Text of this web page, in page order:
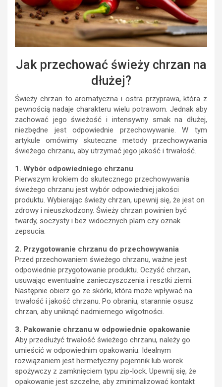
Jak przechować świeży chrzan na
dłużej?
Świeży chrzan to aromatyczna i ostra przyprawa, która z
pewnością nadaje charakteru wielu potrawom. Jednak aby
zachować jego świeżość i intensywny smak na dłużej,
niezbędne jest odpowiednie przechowywanie. W tym
artykule omówimy skuteczne metody przechowywania
świeżego chrzanu, aby utrzymać jego jakość i trwałość.
1. Wybór odpowiedniego chrzanu
Pierwszym krokiem do skutecznego przechowywania
świeżego chrzanu jest wybór odpowiedniej jakości
produktu. Wybierając świeży chrzan, upewnij się, że jest on
zdrowy i nieuszkodzony. Świeży chrzan powinien być
twardy, soczysty i bez widocznych plam czy oznak
zepsucia.
2. Przygotowanie chrzanu do przechowywania
Przed przechowaniem świeżego chrzanu, ważne jest
odpowiednie przygotowanie produktu. Oczyść chrzan,
usuwając ewentualne zanieczyszczenia i resztki ziemi.
Następnie obierz go ze skórki, która może wpływać na
trwałość i jakość chrzanu. Po obraniu, starannie osusz
chrzan, aby uniknąć nadmiernego wilgotności.
3. Pakowanie chrzanu w odpowiednie opakowanie
Aby przedłużyć trwałość świeżego chrzanu, należy go
umieścić w odpowiednim opakowaniu. Idealnym
rozwiązaniem jest hermetyczny pojemnik lub worek
spożywczy z zamknięciem typu zip-lock. Upewnij się, że
opakowanie jest szczelne, aby zminimalizować kontakt